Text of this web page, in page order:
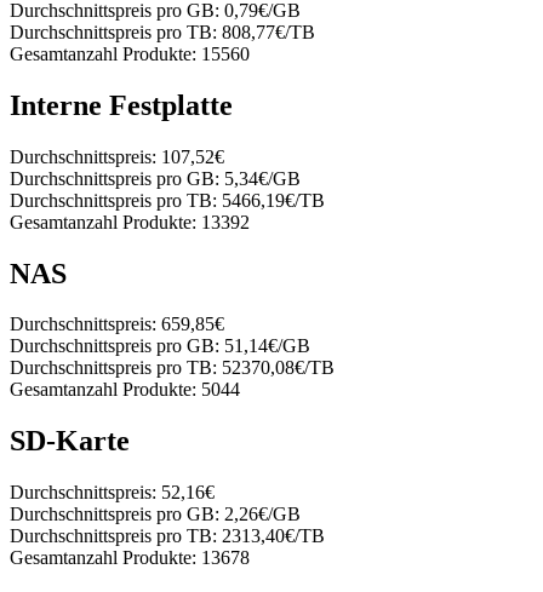
Durchschnittspreis pro GB: 0,79€/GB
Durchschnittspreis pro TB: 808,77€/TB
Gesamtanzahl Produkte: 15560
Interne Festplatte
Durchschnittspreis: 107,52€
Durchschnittspreis pro GB: 5,34€/GB
Durchschnittspreis pro TB: 5466,19€/TB
Gesamtanzahl Produkte: 13392
NAS
Durchschnittspreis: 659,85€
Durchschnittspreis pro GB: 51,14€/GB
Durchschnittspreis pro TB: 52370,08€/TB
Gesamtanzahl Produkte: 5044
SD-Karte
Durchschnittspreis: 52,16€
Durchschnittspreis pro GB: 2,26€/GB
Durchschnittspreis pro TB: 2313,40€/TB
Gesamtanzahl Produkte: 13678